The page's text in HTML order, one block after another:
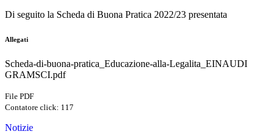
Di seguito la Scheda di Buona Pratica 2022/23 presentata
Allegati
Scheda-di-buona-pratica_Educazione-alla-Legalita_EINAUDI
GRAMSCI.pdf
File PDF
Contatore click: 117
Notizie